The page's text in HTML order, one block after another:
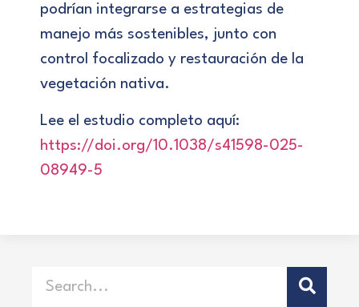
podrían integrarse a estrategias de
manejo más sostenibles, junto con
control focalizado y restauración de la
vegetación nativa.
Lee el estudio completo aquí:
https://doi.org/10.1038/s41598-025-
08949-5